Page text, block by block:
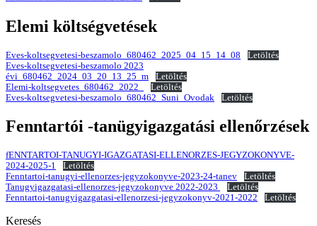
Elemi költségvetések
Eves-koltsegvetesi-beszamolo_680462_2025_04_15_14_08
Letöltés
Eves-koltsegvetesi-beszamolo 2023
évi_680462_2024_03_20_13_25_m
Letöltés
Elemi-koltsegvetes_680462_2022_
Letöltés
Eves-koltsegvetesi-beszamolo_680462_Suni_Ovodak
Letöltés
Fenntartói -tanügyigazgatási ellenőrzések
fENNTARTOI-TANUGYI-IGAZGATASI-ELLENORZES-JEGYZOKONYVE-
2024-2025-1
Letöltés
Fenntartoi-tanugyi-ellenorzes-jegyzokonyve-2023-24-tanev
Letöltés
Tanugyigazgatasi-ellenorzes-jegyzokonyve 2022-2023
Letöltés
Fenntartoi-tanugyigazgatasi-ellenorzesi-jegyzokonyv-2021-2022
Letöltés
Keresés